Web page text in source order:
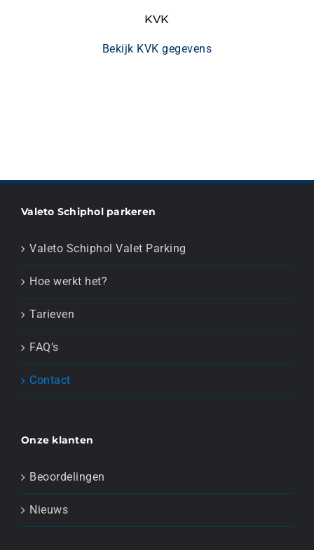
KVK
Bekijk KVK gegevens
Valeto Schiphol parkeren
Valeto Schiphol Valet Parking
Hoe werkt het?
Tarieven
FAQ’s
Contact
Onze klanten
Beoordelingen
Nieuws